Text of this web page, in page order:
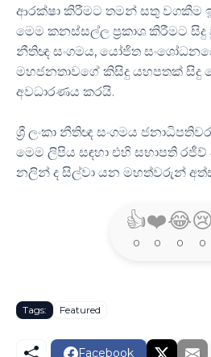
ආරක්ෂා කිරීමට තමන් සතු වගකීම
මෙම කනස්සල්ල ප්‍රකාශ කිරීමට සිදු
නීතිඥ සංගමය, යෝජිත
මහජනතාවගේ කිසිදු යහපතක්
අවධාරණය කරයි.
ශ්‍රී ලංකා නීතිඥ සංගමය
මෙම ලිපිය සඳහා එහි සභාපති
නලින් ද සිල්වා යන මහත්වරුන්
👍
0
❤️
0
😂
0
😢
0
Tags: Featured
Facebook